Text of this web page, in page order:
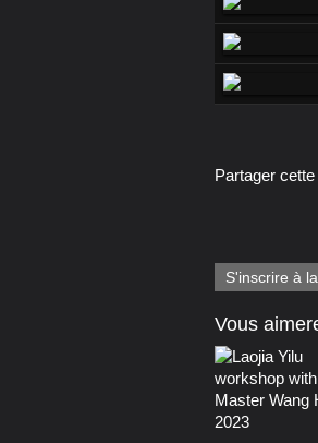
Partager
S'inscrire à
Vous